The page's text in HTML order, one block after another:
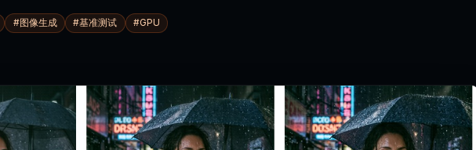
#图像生成 #基准测试 #GPU